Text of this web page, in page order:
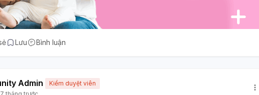
Lưu Bình luận
Admin
Kiểm duyệt viên